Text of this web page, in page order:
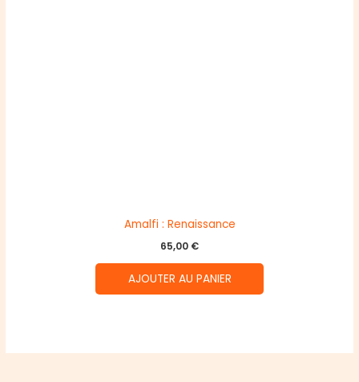
Amalfi : Renaissance
65,00 €
AJOUTER AU PANIER